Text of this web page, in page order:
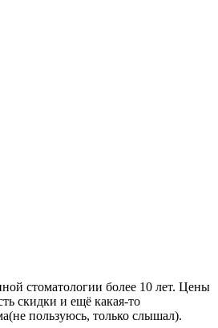
стоматологии более 10 лет. Цены
скидки и ещё какая-то
пользуюсь, только слышал).